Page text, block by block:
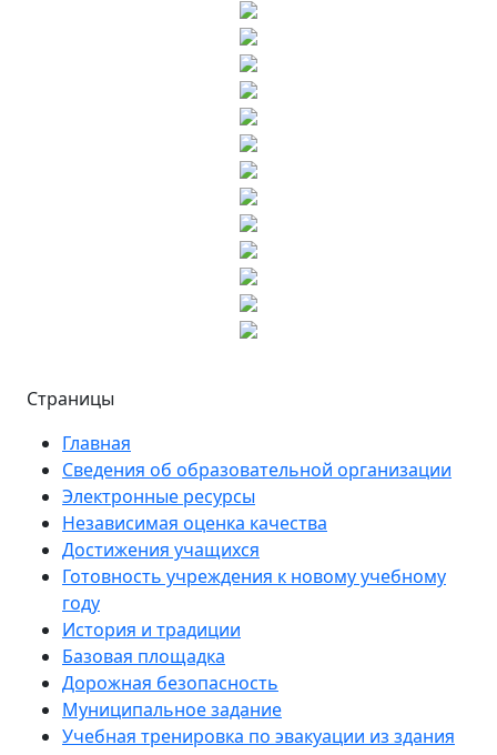
Страницы
Главная
Сведения об образовательной организации
Электронные ресурсы
Независимая оценка качества
Достижения учащихся
Готовность учреждения к новому учебному
году
История и традиции
Базовая площадка
Дорожная безопасность
Муниципальное задание
Учебная тренировка по эвакуации из здания